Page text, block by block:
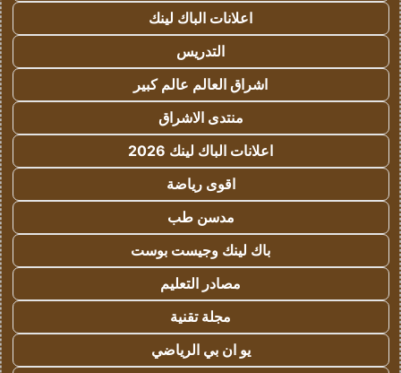
اعلانات الباك لينك
التدريس
اشراق العالم عالم كبير
منتدى الاشراق
اعلانات الباك لينك 2026
اقوى رياضة
مدسن طب
باك لينك وجيست بوست
مصادر التعليم
مجلة تقنية
يو ان بي الرياضي